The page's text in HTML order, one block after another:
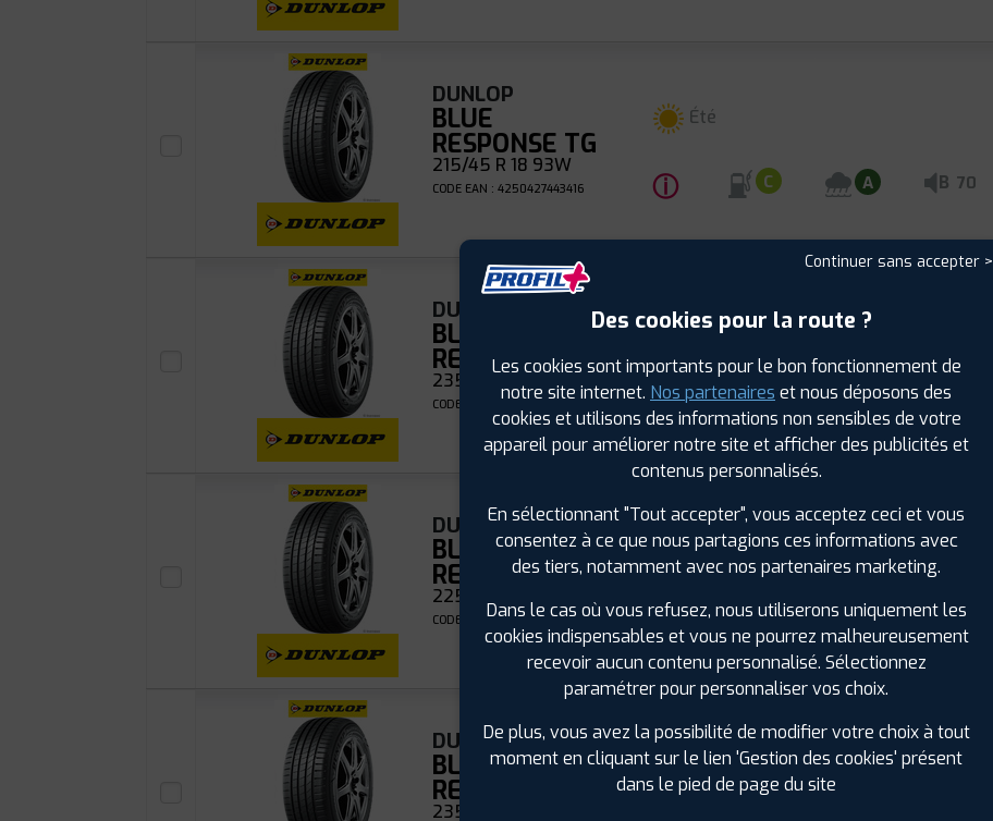
DUNLOP
BLUE
RESPONSE TG
215/45 R 18 93W
CODE EAN : 4250427443416
Été
ⓘ C A B 70
DUNLOP
BLUE
RESPONSE TG
235/50 R 17 100W
CODE EAN : 4250427443355
Été
ⓘ C A A
DUNLOP
BLUE
RESPONSE TG
225/45 R 18 95W
CODE EAN : 4250427443461
Été
ⓘ C A B 70
DUNLOP
BLUE
RESPONSE TG
235/40 R 19 96W
Été
Continuer sans accepter >
Des cookies pour la route ?
Les cookies sont importants pour le bon fonctionnement de
notre site internet. Nos partenaires et nous déposons des
cookies et utilisons des informations non sensibles de votre
appareil pour améliorer notre site et afficher des publicités et
contenus personnalisés.
En sélectionnant "Tout accepter", vous acceptez ceci et vous
consentez à ce que nous partagions ces informations avec
des tiers, notamment avec nos partenaires marketing.
Dans le cas où vous refusez, nous utiliserons uniquement les
cookies indispensables et vous ne pourrez malheureusement
recevoir aucun contenu personnalisé. Sélectionnez
paramétrer pour personnaliser vos choix.
De plus, vous avez la possibilité de modifier votre choix à tout
moment en cliquant sur le lien 'Gestion des cookies' présent
dans le pied de page du site